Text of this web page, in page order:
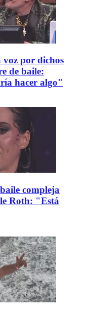
por dichos
de baile:
hacer algo"
compleja
Roth: "Está